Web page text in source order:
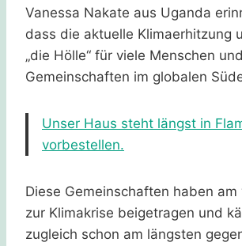
Vanessa Nakate aus Uganda
dass die aktuelle Klimaerhitzung
„die Hölle“ für viele Menschen und
Gemeinschaften im globalen
Unser Haus steht längst in
vorbestellen.
Diese Gemeinschaften haben am
zur Klimakrise beigetragen und
zugleich schon am längsten